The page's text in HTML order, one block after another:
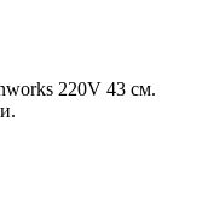
220V 43 см.